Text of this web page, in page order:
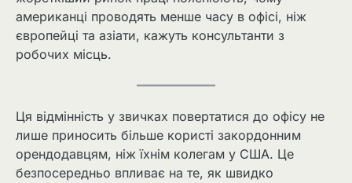
американці проводять менше часу в офісі, ніж
європейці та азіати, кажуть консультанти з
робочих місць.
Ця відмінність у звичках повертатися до офісу не
лише приносить більше користі закордонним
орендодавцям, ніж їхнім колегам у США. Це
безпосередньо впливає на те, як швидко